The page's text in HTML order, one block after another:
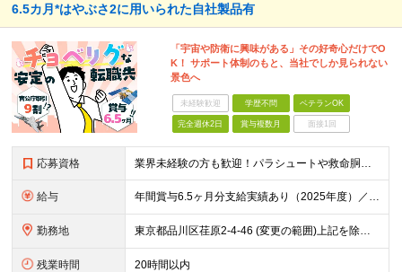
6.5カ月*はやぶさ2に用いられた自社製品有
「宇宙や防衛に興味がある」その好奇心だけでO
K！ サポート体制のもと、当社でしか見られない
景色へ
未経験歓迎 学歴不問 ベテランOK
完全週休2日 賞与複数月 面接1回
応募資格 業界未経験の方も歓迎！パラシュートや救命胴衣などの知識がなくても全く問題ありません！ ★メーカーでの営業経験もしくは官公庁向けの営業経験がある方（年数不問） ※学歴不問 【以下のような方をお待ちし
給与 年間賞与6.5ヶ月分支給実績あり（2025年度）／住宅手当2万円以上 ■1年目想定年収400万円～600万円 ┗月給25万円～35万円＋各種手当＋賞与年2回（昨年度実績6.5カ月） 昇給率：202
勤務地 東京都品川区荏原2-4-46 (変更の範囲)上記を除く当社関連勤務地
残業時間 20時間以内